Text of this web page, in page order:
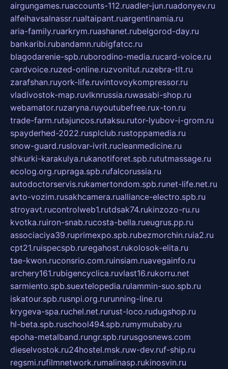
airgungames.ruaccounts-112.ruadler-jun.ruadonyev.ru
alfeihavsalnassr.rualtaipant.ruargentinamia.ru
aria-family.ruarkrym.ruashanet.rubelgorod-day.ru
bankaribi.rubandamn.rubigfatcc.ru
blagodarenie-spb.ruborodino-media.rucard-voice.ru
cardvoice.ruzed-online.ruzvonitut.ruzebra-tlt.ru
zarafshan.ruyork-life.ruvintovoykompressor.ru
vladivostok-map.ruvlknrussia.ruwasabi-shop.ru
webamator.ruzaryna.ruyoutubefree.rux-ton.ru
trade-farm.rutajuncos.rutaksu.rutor-lyubov-i-grom.ru
spayderhed-2022.rusplclub.rustoppamedia.ru
snow-guard.ruslovar-ivrit.rucleanmedicine.ru
shkurki-karakulya.rukanotiforet.spb.rututmassage.ru
ecolog.org.rupraga.spb.rufalcorussia.ru
autodoctorservis.rukamertondom.spb.runet-life.net.ru
avto-vozim.rusakhcamera.rualliance-electro.spb.ru
stroyavt.rucontrolweb1.rutdsak74.rukinzozo-ru.ru
kvotka.ruiron-snab.rucosta-bella.rueugrus.pp.ru
associaciya39.ruprimexpo.spb.rubezmorchin.ruia2.ru
cpt21.ruispecspb.ruregahost.rukolosok-elita.ru
tae-kwon.ruconsrio.com.ruinsiam.ruavegainfo.ru
archery161.rubigencyclica.ruvlast16.rukorru.net
sarmiento.spb.suextelopedia.rulammin-suo.spb.ru
iskatour.spb.rusnpi.org.rurunning-line.ru
krygeva-spa.ruchel.net.rurust-loco.rudugshop.ru
hl-beta.spb.ruschool494.spb.rumymubaby.ru
epoha-metalband.rungr.spb.rurusgosnews.com
dieselvostok.ru24hostel.msk.ruw-dev.ruf-ship.ru
regsmi.rufilmnetwork.rumalinasp.rukinosvin.ru